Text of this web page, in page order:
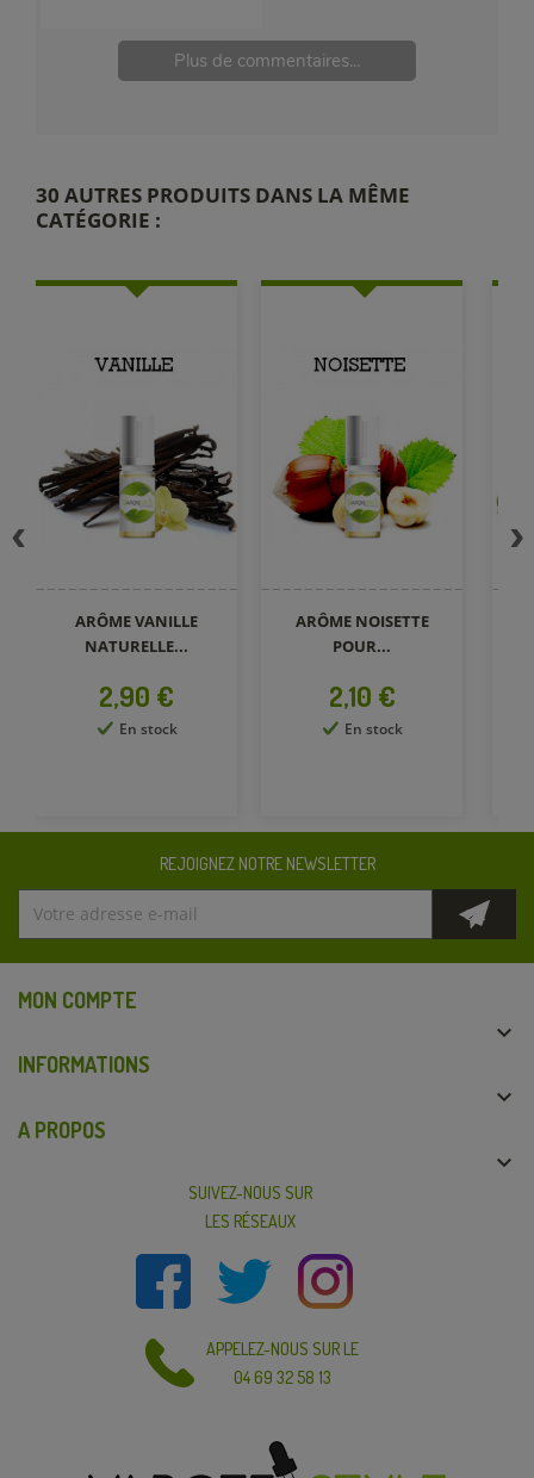
Plus de commentaires...
30 AUTRES PRODUITS DANS LA MÊME
CATÉGORIE :
ARÔME VANILLE
NATURELLE...
Prix
2,90 €
En stock
ARÔME NOISETTE
POUR...
Prix
2,10 €
En stock
REJOIGNEZ NOTRE NEWSLETTER
MON COMPTE

INFORMATIONS

A PROPOS

SUIVEZ-NOUS SUR
LES RÉSEAUX
APPELEZ-NOUS SUR LE
04 69 32 58 13